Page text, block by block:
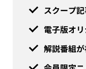
スクープ
電子版オ
解説番組